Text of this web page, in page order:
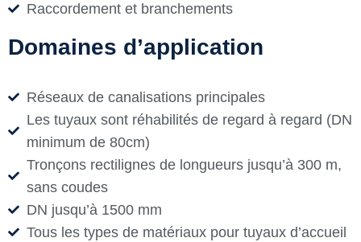
Raccordement et branchements
Domaines d’application
Réseaux de canalisations principales
Les tuyaux sont réhabilités de regard à regard (DN
minimum de 80cm)
Tronçons rectilignes de longueurs jusqu’à 300 m,
sans coudes
DN jusqu’à 1500 mm
Tous les types de matériaux pour tuyaux d’accueil